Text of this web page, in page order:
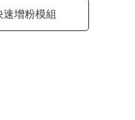
增粉模組